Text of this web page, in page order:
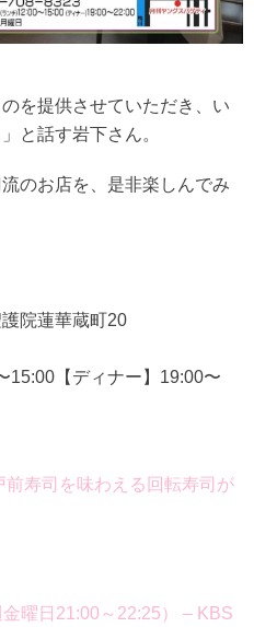
を提供させていただき、い
と話す岩下さん。
のお店を、是非楽しんでみ
院蓮華蔵町20
15:00【ディナー】19:00〜
前寿司を味わえる回転寿司が
曜日21:00～22:25） – KBS